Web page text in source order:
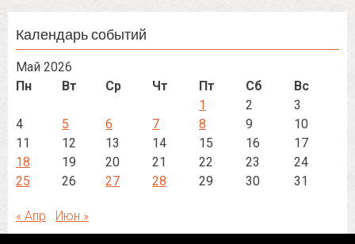
Календарь событий
Май 2026
Пн
Вт Ср Чт Пт Сб
Вс
1
2
3
4
5 6 7 8 9
10
11
12 13 14 15 16
17
18
19 20 21 22 23
24
25
26 27 28 29 30 31
« Апр Июн »